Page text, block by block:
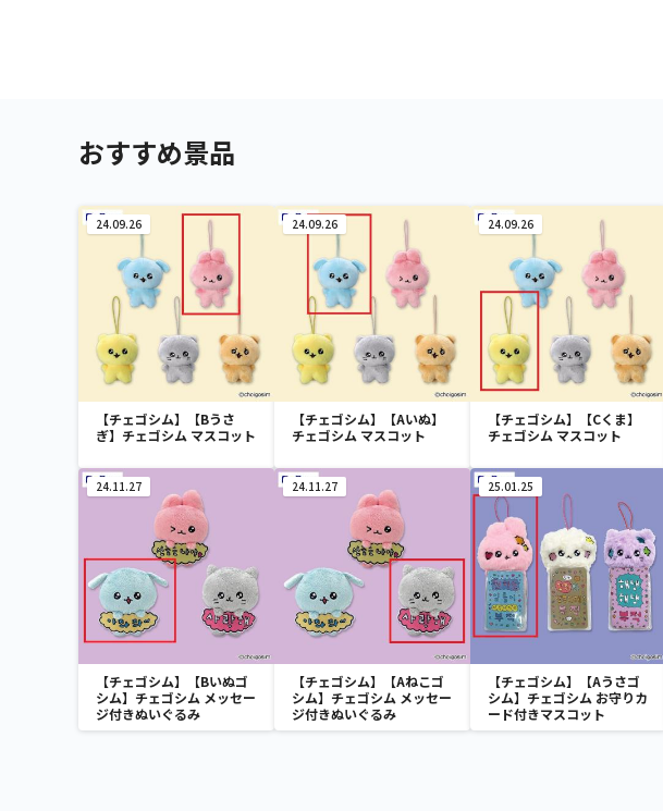
おすすめ景品
24.09.26
【チェゴシム】【Bうさ
ぎ】チェゴシム マスコット
24.09.26
【チェゴシム】【Aいぬ】
チェゴシム マスコット
24.09.26
【チェゴシム】【Cくま】
チェゴシム マスコット
24.11.27
【チェゴシム】【Bいぬゴ
シム】チェゴシム メッセー
ジ付きぬいぐるみ
24.11.27
【チェゴシム】【Aねこゴ
シム】チェゴシム メッセー
ジ付きぬいぐるみ
25.01.25
【チェゴシム】【Aうさゴ
シム】チェゴシム お守りカ
ード付きマスコット